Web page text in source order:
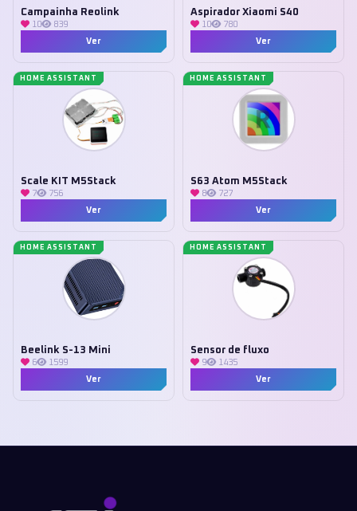
Campainha Reolink
10
839
Ver
Aspirador Xiaomi S40
10
780
Ver
HOME ASSISTANT
Scale KIT M5Stack
7
756
Ver
HOME ASSISTANT
S63 Atom M5Stack
8
727
Ver
HOME ASSISTANT
Beelink S-13 Mini
6
1599
Ver
HOME ASSISTANT
Sensor de fluxo
9
1435
Ver